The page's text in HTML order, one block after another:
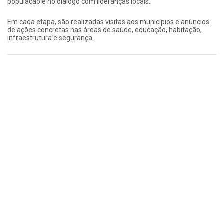
população e no diálogo com lideranças locais.
Em cada etapa, são realizadas visitas aos municípios e anúncios
de ações concretas nas áreas de saúde, educação, habitação,
infraestrutura e segurança.